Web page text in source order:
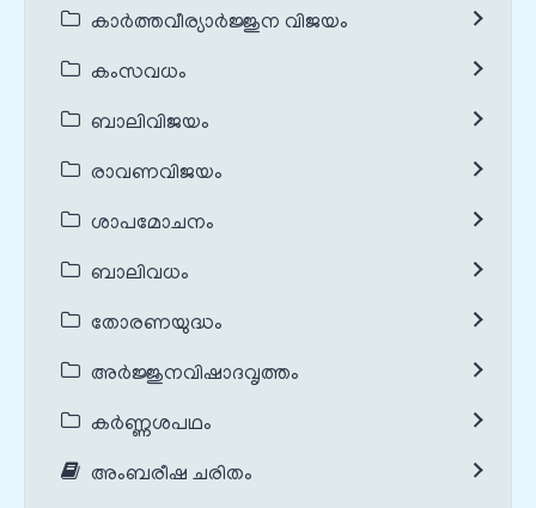
കാർത്തവീര്യാർജ്ജുന വിജയം
കംസവധം
ബാലിവിജയം
രാവണവിജയം
ശാപമോചനം
ബാലിവധം
തോരണയുദ്ധം
അർജ്ജുനവിഷാദവൃത്തം
കർണ്ണശപഥം
അംബരീഷ ചരിതം